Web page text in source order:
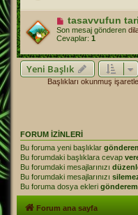
tasavvufun
Son mesaj gönderen
Cevaplar: 1
Yeni Başlık
Başlıkları okunmuş işaretle
FORUM IZINLERI
Bu foruma yeni başlıklar
Bu forumdaki başlıklara cevap
Bu forumdaki mesajlarınızı
Bu forumdaki mesajlarınızı
Bu foruma dosya ekleri
Forum ana sayfa